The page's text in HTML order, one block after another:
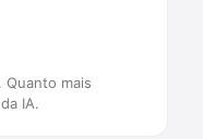
Quanto mais
IA.